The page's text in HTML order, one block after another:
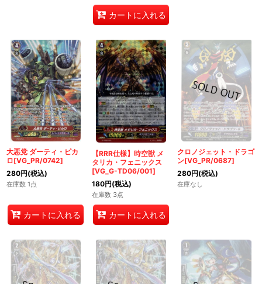
カートに入れる
大悪党 ダーティ・ピカ
ロ[VG_PR/0742]
280円(税込)
在庫数 1点
カートに入れる
【RRR仕様】時空獣 メ
タリカ・フェニックス
[VG_G-TD06/001]
180円(税込)
在庫数 3点
カートに入れる
クロノジェット・ドラゴ
ン[VG_PR/0687]
280円(税込)
在庫なし